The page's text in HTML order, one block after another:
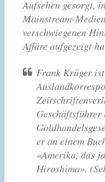
Aufsehen gesorgt,
Mainstream-
verschwiegenen
Affäre aufgezeigt
Frank Krüger
er an einem
«Amerika, das
Hiroshima».